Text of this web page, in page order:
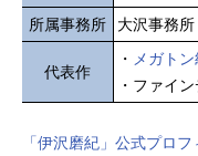
所属事務所
大沢事務所
代表作
・ メガト
・ファイ
「伊沢磨紀」公式プロフ